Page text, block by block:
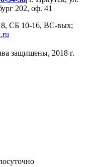
202, оф. 41
СБ 10-16, ВС-вых;
защищены, 2018 г.